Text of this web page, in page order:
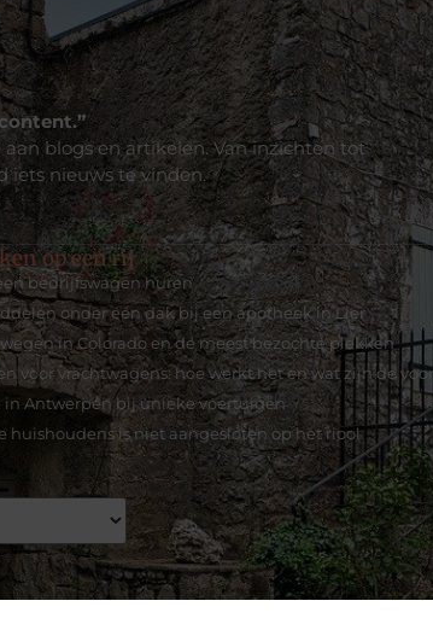
blogs en artikelen. Van inzichten tot
iets nieuws te vinden.
op een rij
bedrijfswagen huren
onder één dak bij een apotheek in Lier
in Colorado en de meest bezochte plekken
voor vrachtwagens: hoe werkt het en wat zijn de
Antwerpen bij unieke voertuigen
huishoudens is niet aangesloten op het riool